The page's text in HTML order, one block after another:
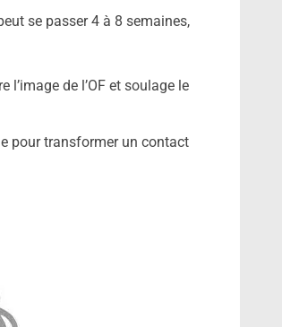
se passer 4 à 8 semaines,
de l’OF et soulage le
pour transformer un contact